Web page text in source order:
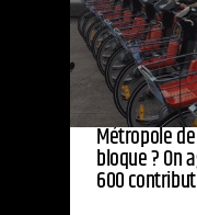
Métropole
bloque ? On
600